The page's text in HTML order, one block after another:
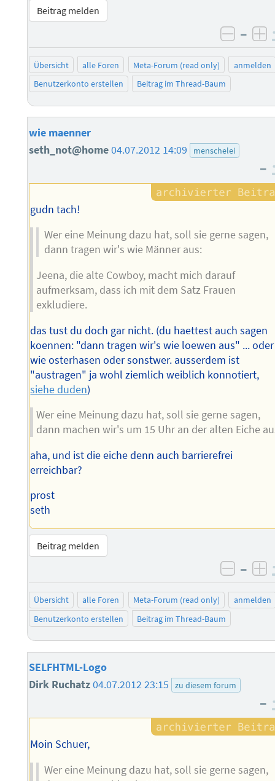
Beitrag melden
–
Übersicht alle Foren Meta-Forum (read only)
anmelden
Benutzerkonto erstellen
Beitrag im Thread-Baum
wie maenner
seth_not@home04.07.2012 14:09 menschelei
–
gudn tach!
Wer eine Meinung dazu hat, soll sie gerne sagen,
dann tragen wir's wie Männer aus:
Jeena, die alte Cowboy, macht mich darauf
aufmerksam, dass ich mit dem Satz Frauen
exkludiere.
das tust du doch gar nicht. (du haettest auch sagen
koennen: "dann tragen wir's wie loewen aus" ... oder
wie osterhasen oder sonstwer. ausserdem ist
"austragen" ja wohl ziemlich weiblich konnotiert,
siehe duden)
Wer eine Meinung dazu hat, soll sie gerne sagen,
dann machen wir's um 15 Uhr an der alten Eiche
aha, und ist die eiche denn auch barrierefrei
erreichbar?
prost
seth
Beitrag melden
–
Übersicht alle Foren Meta-Forum (read only)
anmelden
Benutzerkonto erstellen
Beitrag im Thread-Baum
SELFHTML-Logo
Dirk Ruchatz04.07.2012 23:15 zu diesem forum
–
Moin Schuer,
Wer eine Meinung dazu hat, soll sie gerne sagen,